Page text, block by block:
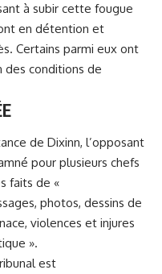
à subir cette fougue
en détention et
Certains parmi eux ont
des conditions de
de Dixinn, l’opposant
pour plusieurs chefs
faits de «
photos, dessins de
violences et injures
».
est